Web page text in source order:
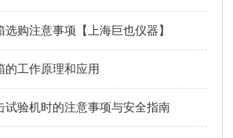
购注意事项【上海巨也仪器】
的工作原理和应用
试验机时的注意事项与安全指南